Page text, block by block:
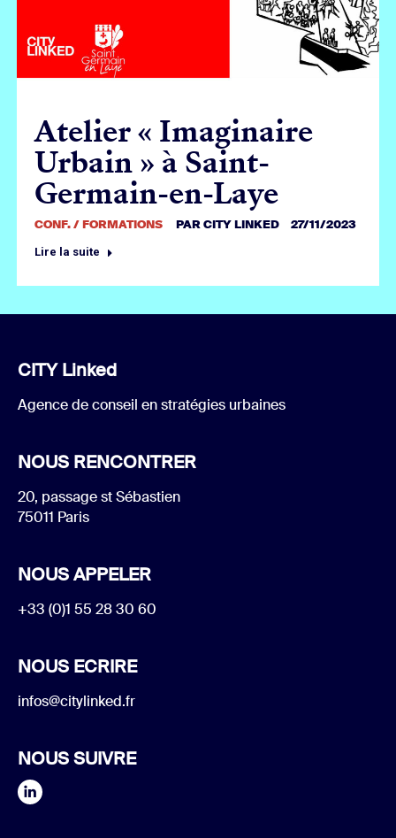
Atelier « Imaginaire
Urbain » à Saint-
Germain-en-Laye
CONF. / FORMATIONS PARCITY LINKED 27/11/2023
Lire la suite
CITY Linked
Agence de conseil en stratégies urbaines
NOUS RENCONTRER
20, passage st Sébastien
75011 Paris
NOUS APPELER
+33 (0)1 55 28 30 60
NOUS ECRIRE
infos@citylinked.fr
NOUS SUIVRE